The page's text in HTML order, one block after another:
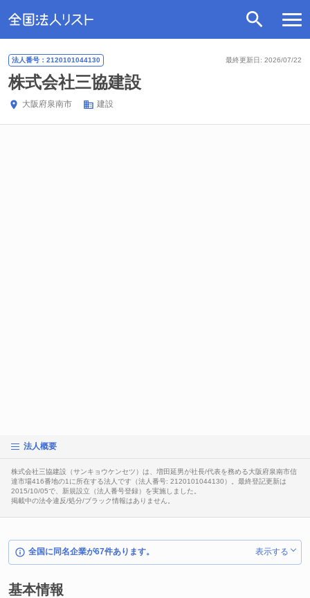
最終更新日: 2026/07/22
法人番号：2120101044130
株式会社三協建設
大阪府泉南市 建設
法人概要
株式会社三協建設（サンキョウケンセツ）は、増田延男が社長/代表を務める大阪府泉南市信
達市場416番地の1に所在する法人です（法人番号: 2120101044130）。最終登記更新は
2015/10/05で、新規設立（法人番号登録）を実施しました。
掲載中の法令違反/処分/ブラック情報はありません。
全国に同名企業が67件あります。 表示する
基本情報